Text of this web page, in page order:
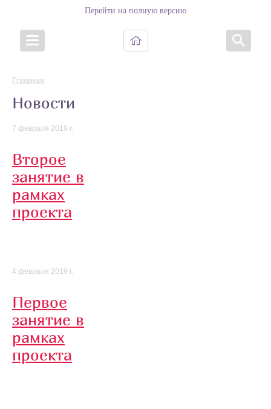
Перейти на полную версию
Главная
Новости
7 февраля 2019 г.
Второе
занятие в
рамках
проекта
4 февраля 2019 г.
Первое
занятие в
рамках
проекта